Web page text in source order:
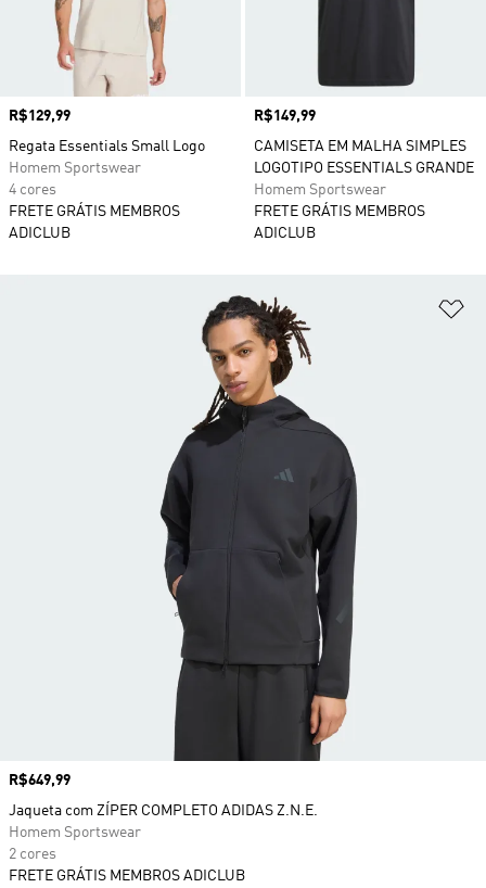
Preço
R$129,99
Regata Essentials Small Logo
Homem Sportswear
4 cores
FRETE GRÁTIS MEMBROS
ADICLUB
Preço
R$149,99
CAMISETA EM MALHA SIMPLES
LOGOTIPO ESSENTIALS GRANDE
Homem Sportswear
FRETE GRÁTIS MEMBROS
ADICLUB
Preço
R$649,99
Jaqueta com ZÍPER COMPLETO ADIDAS Z.N.E.
Homem Sportswear
2 cores
FRETE GRÁTIS MEMBROS ADICLUB